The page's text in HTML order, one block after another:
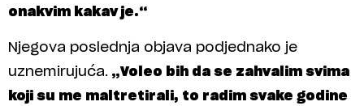
onakvim kakav je.“
Njegova poslednja objava podjednako je
uznemirujuća. „Voleo bih da se zahvalim svima
koji su me maltretirali, to radim svake godine